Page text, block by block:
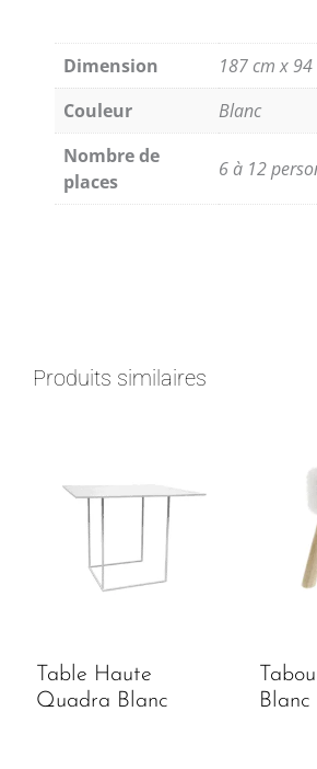
Dimension
187 cm x
Couleur
Blanc
Nombre de
places
6 à 12
Produits similaires
Table Haute
Quadra Blanc
Blanc